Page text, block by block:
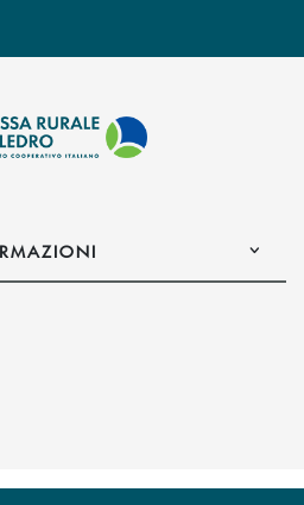
l’app di posta elettronica)
apre l’app di posta elettronica)